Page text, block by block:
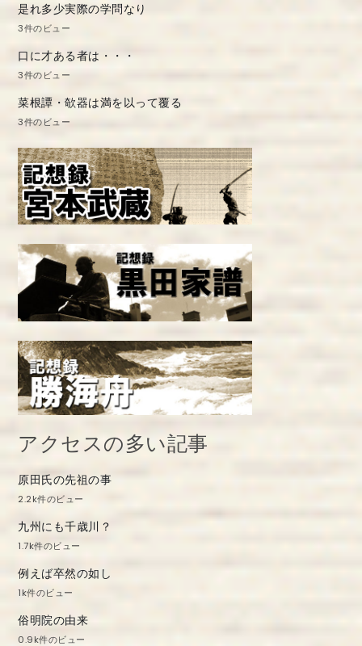
是れ多少実際の学問なり
3件のビュー
口に才ある者は・・・
3件のビュー
菜根譚・欹器は満を以って覆る
3件のビュー
アクセスの多い記事
原田氏の先祖の事
2.2k件のビュー
九州にも千歳川？
1.7k件のビュー
例えば卒然の如し
1k件のビュー
俗明院の由来
0.9k件のビュー